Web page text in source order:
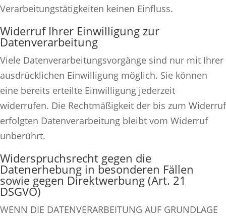
Verarbeitungstätigkeiten keinen Einfluss.
Widerruf Ihrer Einwilligung zur
Datenverarbeitung
Viele Datenverarbeitungsvorgänge sind nur mit Ihrer
ausdrücklichen Einwilligung möglich. Sie können
eine bereits erteilte Einwilligung jederzeit
widerrufen. Die Rechtmäßigkeit der bis zum Widerruf
erfolgten Datenverarbeitung bleibt vom Widerruf
unberührt.
Widerspruchsrecht gegen die
Datenerhebung in besonderen Fällen
sowie gegen Direktwerbung (Art. 21
DSGVO)
WENN DIE DATENVERARBEITUNG AUF GRUNDLAGE